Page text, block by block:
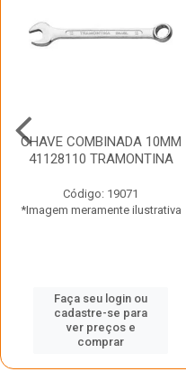
CHAVE COMBINADA 10MM
41128110 TRAMONTINA
Código: 19071
*Imagem meramente ilustrativa
Faça seu login ou
cadastre-se para
ver preços e
comprar